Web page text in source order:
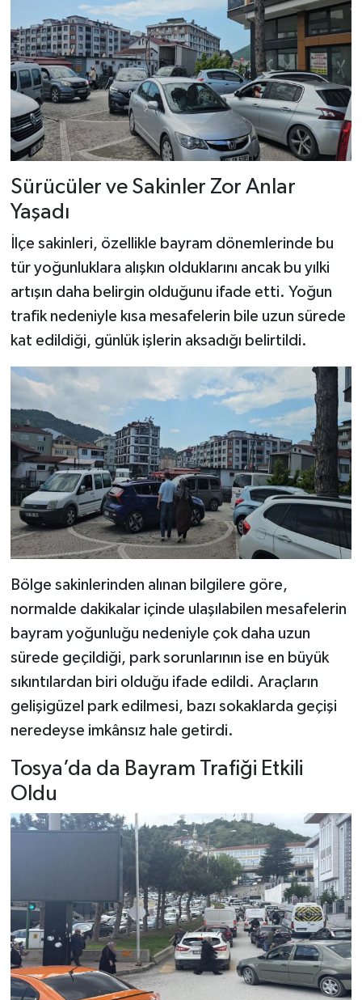
Sürücüler ve Sakinler Zor Anlar
Yaşadı
İlçe sakinleri, özellikle bayram dönemlerinde bu
tür yoğunluklara alışkın olduklarını ancak bu yılki
artışın daha belirgin olduğunu ifade etti. Yoğun
trafik nedeniyle kısa mesafelerin bile uzun sürede
kat edildiği, günlük işlerin aksadığı belirtildi.
Bölge sakinlerinden alınan bilgilere göre,
normalde dakikalar içinde ulaşılabilen mesafelerin
bayram yoğunluğu nedeniyle çok daha uzun
sürede geçildiği, park sorunlarının ise en büyük
sıkıntılardan biri olduğu ifade edildi. Araçların
gelişigüzel park edilmesi, bazı sokaklarda geçişi
neredeyse imkânsız hale getirdi.
Tosya’da da Bayram Trafiği Etkili
Oldu